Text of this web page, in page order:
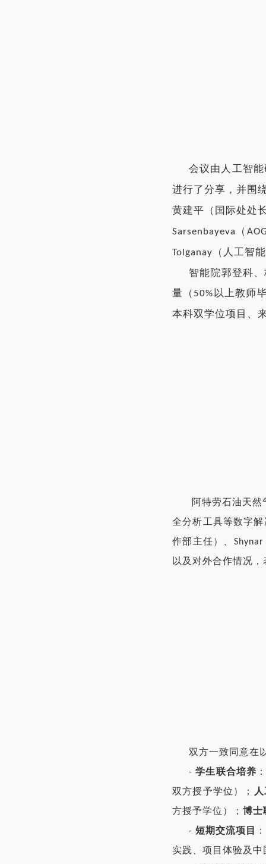
会议由人工智
进行了分享，并围
黄建平（国际处处
Sarsenbayeva （
Tolganay
（人工智
智能院郭登科
量（ 50%以上教师
本科双学位项目、
阿特劳石油天
全分析工具等数字
作部主任）、 Shynar
以及对外合作情况
双方一致同意在
-学生联合培养
双方授予学位）；
方授予学位）； 博士
-短期交流项目
实践、项目体验及